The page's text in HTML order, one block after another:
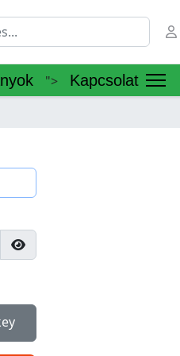
"> Kapcsolat
Show Password